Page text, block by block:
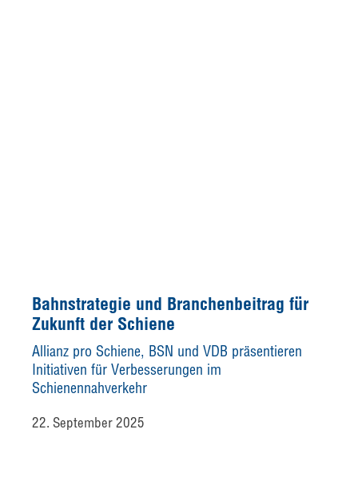
Bahnstrategie und Branchenbeitrag für
Zukunft der Schiene
Allianz pro Schiene, BSN und VDB präsentieren
Initiativen für Verbesserungen im
Schienennahverkehr
22. September 2025